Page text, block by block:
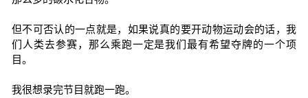
但不可否认的一点就是，如果说真的要开动物运动会的话，我
们人类去参赛，那么乘跑一定是我们最有希望夺牌的一个项
目。
我很想录完节目就跑一跑。